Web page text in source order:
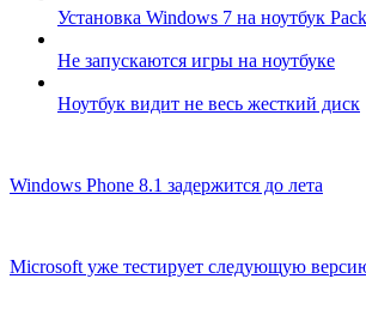
Установка Windows 7 на ноутбук
Не запускаются игры на ноутбуке
Ноутбук видит не весь жесткий диск
Windows Phone 8.1 задержится до лета
Microsoft уже тестирует следующую